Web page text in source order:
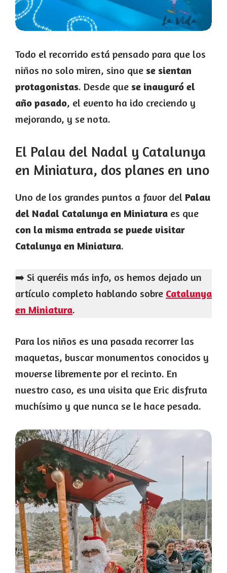
Todo el recorrido está pensado para que los
niños no solo miren, sino que se sientan
protagonistas. Desde que se inauguró el
año pasado, el evento ha ido creciendo y
mejorando, y se nota.
El Palau del Nadal y Catalunya
en Miniatura, dos planes en uno
Uno de los grandes puntos a favor del Palau
del Nadal Catalunya en Miniatura es que
con la misma entrada se puede visitar
Catalunya en Miniatura.
➡️ Si queréis más info, os hemos dejado un
artículo completo hablando sobre Catalunya
en Miniatura.
Para los niños es una pasada recorrer las
maquetas, buscar monumentos conocidos y
moverse libremente por el recinto. En
nuestro caso, es una visita que Eric disfruta
muchísimo y que nunca se le hace pesada.